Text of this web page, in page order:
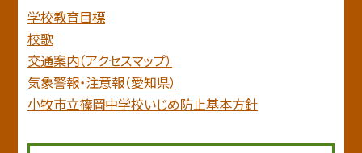
学校教育目標
校歌
交通案内（アクセスマップ）
気象警報・注意報（愛知県）
小牧市立篠岡中学校いじめ防止基本方針